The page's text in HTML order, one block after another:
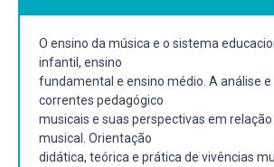
O ensino da música e o sistema
infantil, ensino
fundamental e ensino médio. A análise e
correntes pedagógico
musicais e suas perspectivas em
musical. Orientação
didática, teórica e prática de vivências